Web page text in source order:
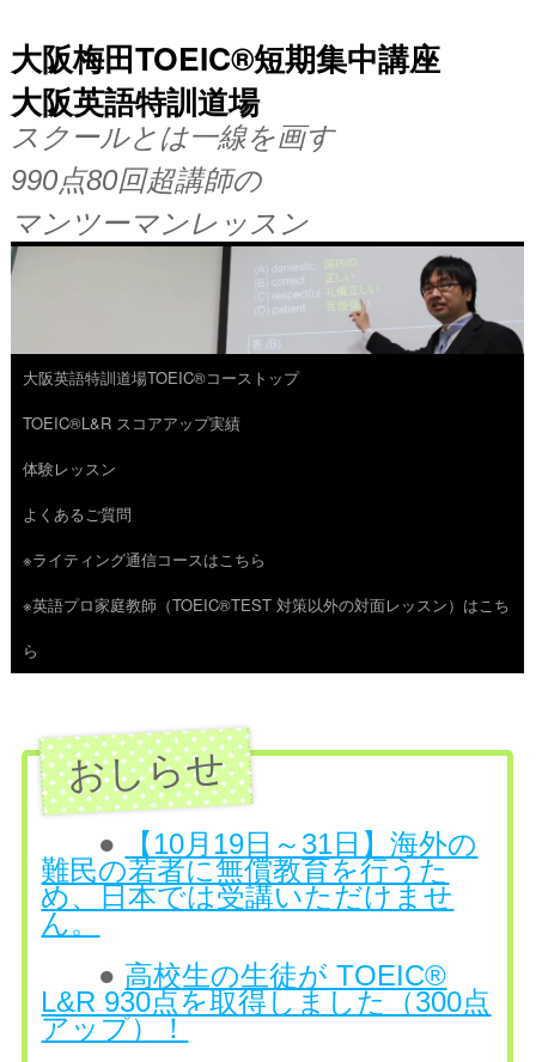
大阪梅田TOEIC®短期集中講座
大阪英語特訓道場
スクールとは一線を画す
990点80回超講師の
マンツーマンレッスン
コ
ン
テ
ン
ツ
へ
ス
大阪英語特訓道場TOEIC®コーストップ
TOEIC®L&R スコアアップ実績
体験レッスン
よくあるご質問
※ライティング通信コースはこちら
※英語プロ家庭教師（TOEIC®TEST 対策以外の対面レッスン）はこち
ら
●
【10月19日～31日】海外の
難民の若者に無償教育を行うた
め、日本では受講いただけませ
ん。
● 高校生の生徒が TOEIC®
L&R 930点を取得しました（300点
アップ）！